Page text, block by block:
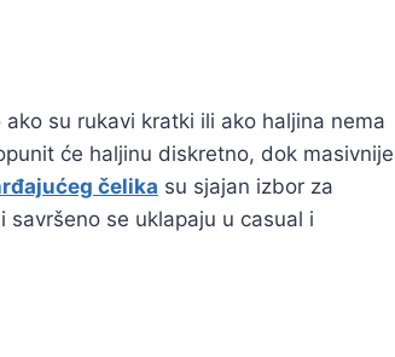
su rukavi kratki ili ako haljina nema
će haljinu diskretno, dok masivnije
čelika su sjajan izbor za
se uklapaju u casual i